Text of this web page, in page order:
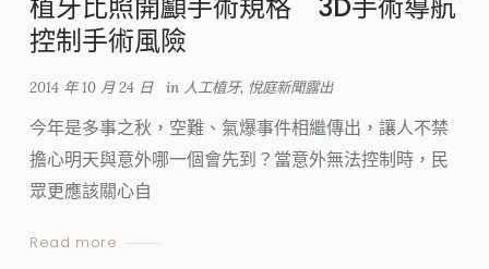
控制手術風險
2014 年 10 月 24 日 in 人工植牙, 悅庭新聞露出
今年是多事之秋，空難、氣爆事件相繼傳出，讓人不禁
擔心明天與意外哪一個會先到？當意外無法控制時，民
眾更應該關心自
Read more